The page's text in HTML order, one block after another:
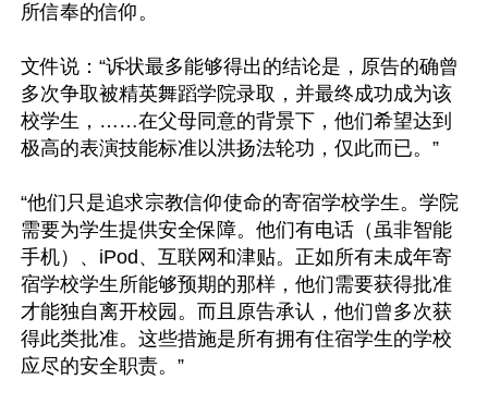
所信奉的信仰。
文件说：“诉状最多能够得出的结论是，原告的确曾
多次争取被精英舞蹈学院录取，并最终成功成为该
校学生，……在父母同意的背景下，他们希望达到
极高的表演技能标准以洪扬法轮功，仅此而已。”
“他们只是追求宗教信仰使命的寄宿学校学生。学院
需要为学生提供安全保障。他们有电话（虽非智能
手机）、iPod、互联网和津贴。正如所有未成年寄
宿学校学生所能够预期的那样，他们需要获得批准
才能独自离开校园。而且原告承认，他们曾多次获
得此类批准。这些措施是所有拥有住宿学生的学校
应尽的安全职责。”